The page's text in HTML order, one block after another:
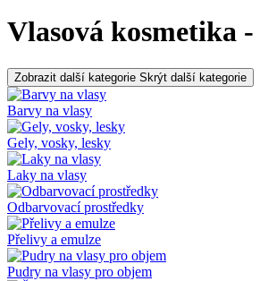
Vlasová kosmetika
Zobrazit další kategorie Skrýt další kategorie
Barvy na vlasy
Gely, vosky, lesky
Laky na vlasy
Odbarvovací prostředky
Přelivy a emulze
Pudry na vlasy pro objem